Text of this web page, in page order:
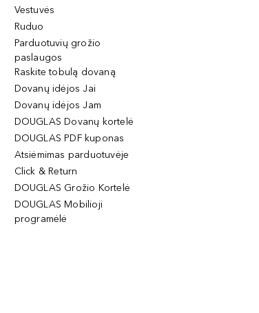
Vestuvės
Ruduo
Parduotuvių grožio
paslaugos
Raskite tobulą dovaną
Dovanų idėjos Jai
Dovanų idėjos Jam
DOUGLAS Dovanų kortelė
DOUGLAS PDF kuponas
Atsiėmimas parduotuvėje
Click & Return
DOUGLAS Grožio Kortelė
DOUGLAS Mobilioji
programėlė